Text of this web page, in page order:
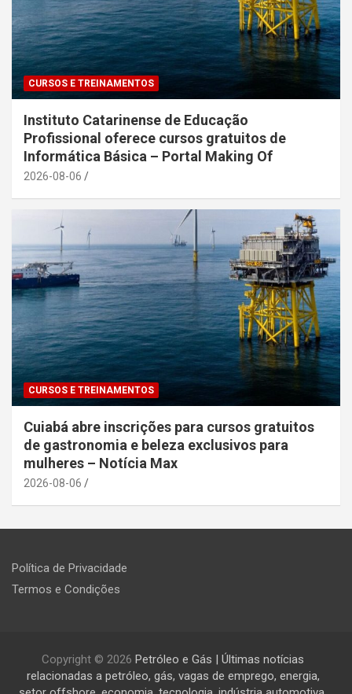
CURSOS E TREINAMENTOS
Instituto Catarinense de Educação
Profissional oferece cursos gratuitos de
Informática Básica – Portal Making Of
2026-08-06
CURSOS E TREINAMENTOS
Cuiabá abre inscrições para cursos gratuitos
de gastronomia e beleza exclusivos para
mulheres – Notícia Max
2026-08-06
Política de Privacidade
Termos e Condições
Copyright © 2026 Petróleo e Gás | Últimas notícias
relacionadas a petróleo, gás, vagas de emprego, energia,